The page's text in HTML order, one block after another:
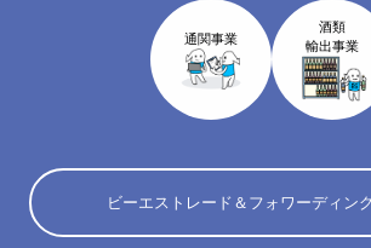
通関事業
酒類
輸出事業
ビーエストレード＆フォワーディン